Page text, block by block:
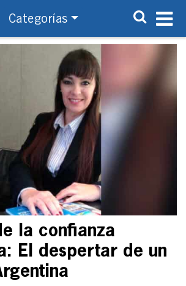
Categorías
la confianza
El despertar de un